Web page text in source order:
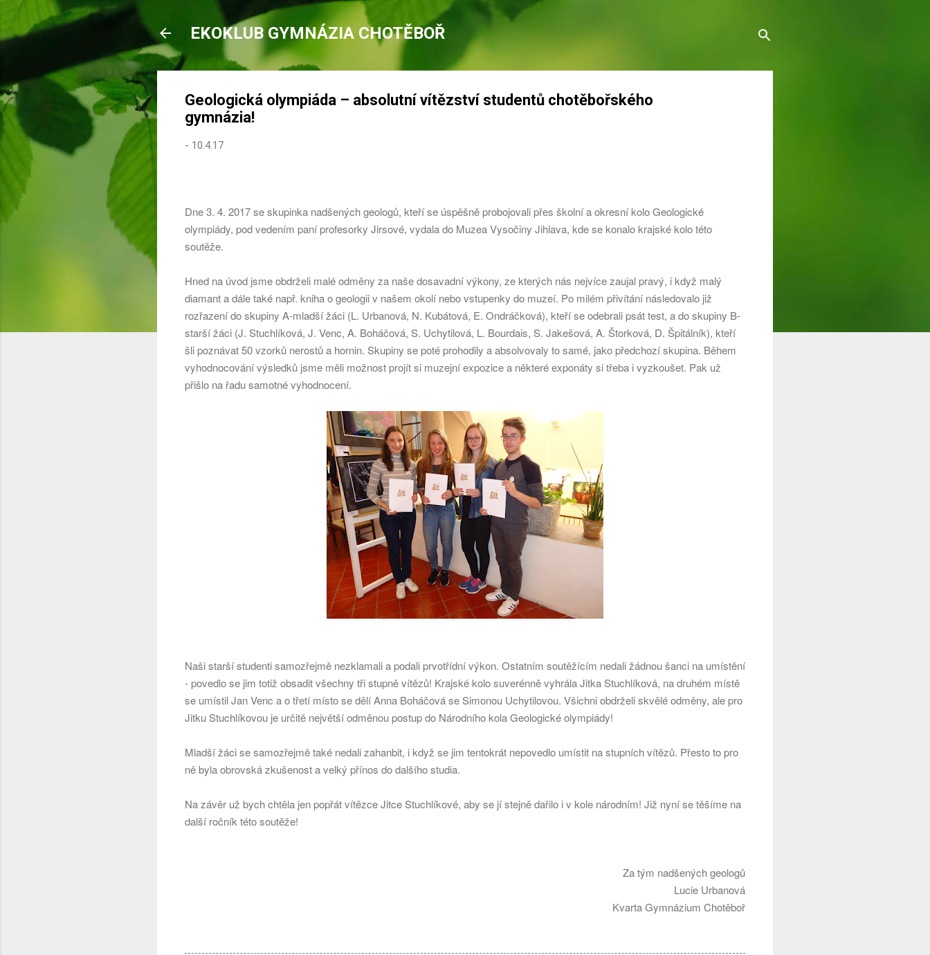
Přeskočit na hlavní obsah
EKOKLUB GYMNÁZIA CHOTĚBOŘ
Geologická olympiáda – absolutní vítězství studentů chotěbořského
gymnázia!
- 10.4.17
Dne 3. 4. 2017 se skupinka nadšených geologů, kteří se úspěšně probojovali přes školní a okresní kolo Geologické
olympiády, pod vedením paní profesorky Jirsové, vydala do Muzea Vysočiny Jihlava, kde se konalo krajské kolo této
soutěže.
Hned na úvod jsme obdrželi malé odměny za naše dosavadní výkony, ze kterých nás nejvíce zaujal pravý, i když malý
diamant a dále také např. kniha o geologii v našem okolí nebo vstupenky do muzeí. Po milém přivítání následovalo již
rozřazení do skupiny A-mladší žáci (L. Urbanová, N. Kubátová, E. Ondráčková), kteří se odebrali psát test, a do skupiny B-
starší žáci (J. Stuchlíková, J. Venc, A. Boháčová, S. Uchytilová, L. Bourdais, S. Jakešová, A. Štorková, D. Špitálník), kteří
šli poznávat 50 vzorků nerostů a hornin. Skupiny se poté prohodily a absolvovaly to samé, jako předchozí skupina. Během
vyhodnocování výsledků jsme měli možnost projít si muzejní expozice a některé exponáty si třeba i vyzkoušet. Pak už
přišlo na řadu samotné vyhodnocení.
Naši starší studenti samozřejmě nezklamali a podali prvotřídní výkon. Ostatním soutěžícím nedali žádnou šanci na umístění
- povedlo se jim totiž obsadit všechny tři stupně vítězů! Krajské kolo suverénně vyhrála Jitka Stuchlíková, na druhém místě
se umístil Jan Venc a o třetí místo se dělí Anna Boháčová se Simonou Uchytilovou. Všichni obdrželi skvělé odměny, ale pro
Jitku Stuchlíkovou je určitě největší odměnou postup do Národního kola Geologické olympiády!
Mladší žáci se samozřejmě také nedali zahanbit, i když se jim tentokrát nepovedlo umístit na stupních vítězů. Přesto to pro
ně byla obrovská zkušenost a velký přínos do dalšího studia.
Na závěr už bych chtěla jen popřát vítězce Jitce Stuchlíkové, aby se jí stejně dařilo i v kole národním! Již nyní se těšíme na
další ročník této soutěže!
Za tým nadšených geologů
Lucie Urbanová
Kvarta Gymnázium Chotěboř